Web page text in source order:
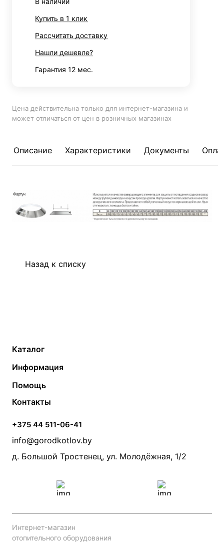
Купить в 1 клик
Рассчитать доставку
Нашли дешевле?
Гарантия 12 мес.
Цена действительна только для интернет-магазина и
может отличаться от цен в розничных магазинах
Описание Характеристики Документы
Назад к списку
Каталог
Твердотопливные котлы
Электрические котлы
Банные печи
Камины и печи
Теплый пол
Радиаторы
Насосы
Дымоходы
Информация
Контакты
Статьи
Акции
Производители
Помощь
Монтаж систем отопления
Прайс по монтажу систем отопления
Проект систем отопления
Контакты
+375 44 511-06-41
info@gorodkotlov.by
д. Большой Тростенец, ул. Молодёжная, 1/2
Интернет-магазин
отопительного оборудования